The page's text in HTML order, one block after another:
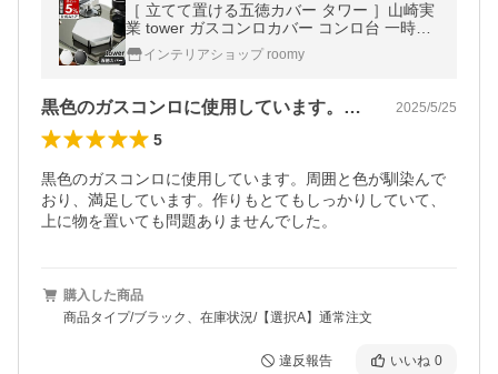
［ 立てて置ける五徳カバー タワー ］山崎実
業 tower ガスコンロカバー コンロ台 一時置
き yamazaki 公式 モノトーン ブラック ホワ
イト 1413 1414
インテリアショップ roomy
黒色のガスコンロに使用しています。周囲… 2025/5/25
5
黒色のガスコンロに使用しています。周囲と色が馴染んで
おり、満足しています。作りもとてもしっかりしていて、
上に物を置いても問題ありませんでした。
購入した商品
商品タイプ/ブラック、在庫状況/【選択A】通常注文
違反報告 いいね 0